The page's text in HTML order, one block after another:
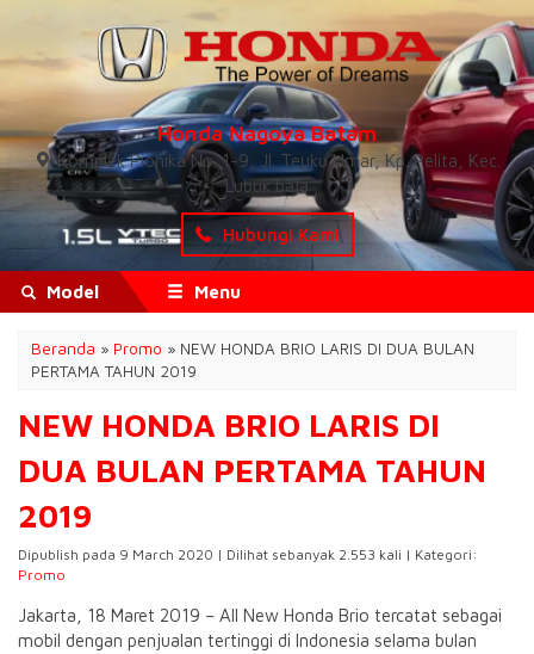
Honda Nagoya Batam
Komplek Pionika No. 1-9, Jl. Teuku Umar, Kp. Pelita, Kec.
Lubuk baja
Hubungi Kami
Model Menu
Beranda » Promo » NEW HONDA BRIO LARIS DI DUA BULAN
PERTAMA TAHUN 2019
NEW HONDA BRIO LARIS DI
DUA BULAN PERTAMA TAHUN
2019
Dipublish pada 9 March 2020 | Dilihat sebanyak 2.553 kali | Kategori:
Promo
Jakarta, 18 Maret 2019 – All New Honda Brio tercatat sebagai
mobil dengan penjualan tertinggi di Indonesia selama bulan